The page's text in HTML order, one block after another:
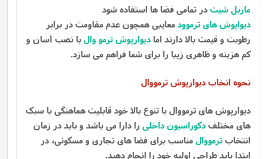
ماربل شیتدر تمامی فضا ها استفاده شود
دیواپوش های ترموودمعایبی همچون عدم مقاومت در برابر
رطوبت و قیمت بالا دارند امادیوارپوش ترمو والبا نصب آسان و
کم هزینه و ظاهری زیبا را برای شما فراهم می سازد.
نحوه انخاب دیوارپوش ترمووال
دیوارپوش های ترمووال با تنوع بالا خود قابلیت هماهنگی با سبک
های مختلفدکوراسیون داخلی را دارا می باشد و باید در زمان
انتخابترمووالمناسب برای فضا های تجاری و مسکونی، در
ابتدا باید طراحی اولیه خود را انجام دهید.